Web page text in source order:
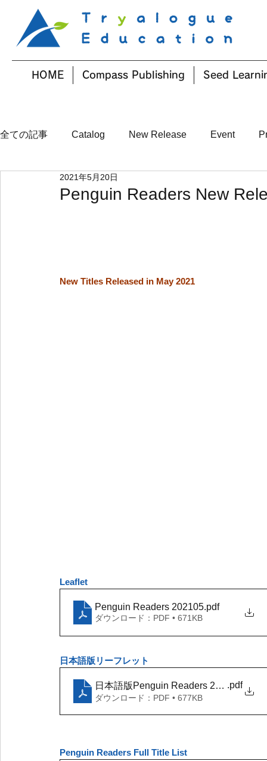
HOME Compass Publishing Seed
全ての記事 Catalog New Release Event
Penguin Readers New
2021年5月20日
New Titles Released in May 2021
Leaflet
Penguin Readers 202105.pdf
ダウンロード：PDF • 671KB
日本語版リーフレット
日本語版Penguin Readers 202105
.pdf
ダウンロード：PDF • 677KB
Penguin Readers Full Title List